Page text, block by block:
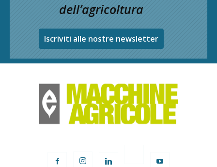
dell’agricoltura
Iscriviti alle nostre newsletter